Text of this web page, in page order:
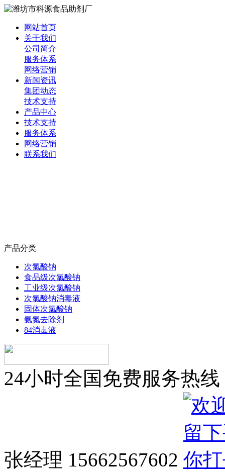
网站首页
关于我们
公司简介
服务体系
网络营销
新闻资讯
集团动态
技术支持
产品中心
技术支持
服务体系
网络营销
联系我们
产品分类
次氯酸钠
食品级次氯酸钠
工业级次氯酸钠
次氯酸钠消毒液
固体次氯酸钠
氨氮去除剂
84消毒液
24小时全国免费服务热线
张经理 15662567602